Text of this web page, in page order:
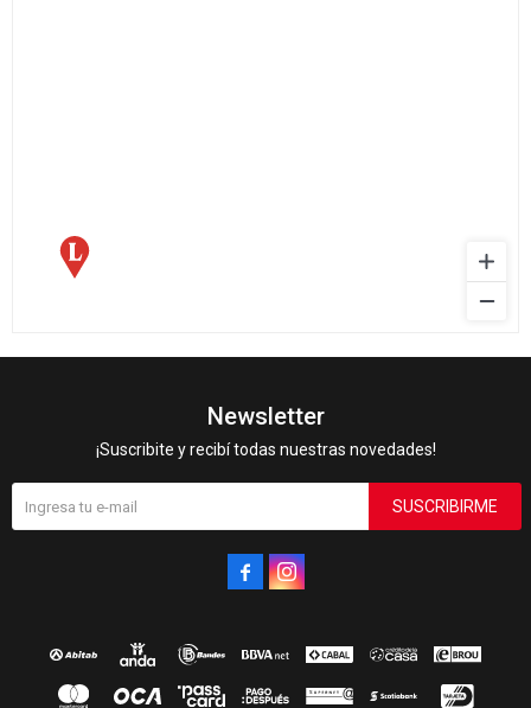
Newsletter
¡Suscribite y recibí todas nuestras novedades!
SUSCRIBIRME
 